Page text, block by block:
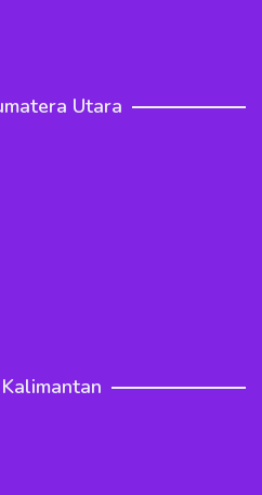
Utara